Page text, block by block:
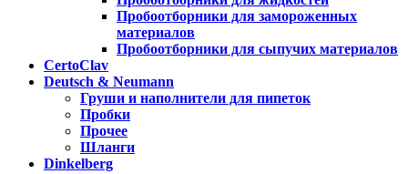
Пробоотборники для замороженных
материалов
Пробоотборники для сыпучих материалов
CertoClav
Deutsch & Neumann
Груши и наполнители для пипеток
Пробки
Прочее
Шланги
Dinkelberg